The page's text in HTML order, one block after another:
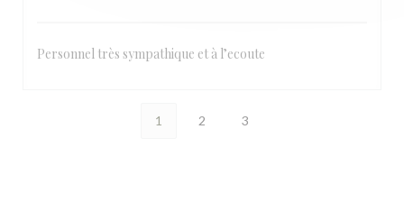
Personnel très sympathique et à l’ecoute
1 2 3